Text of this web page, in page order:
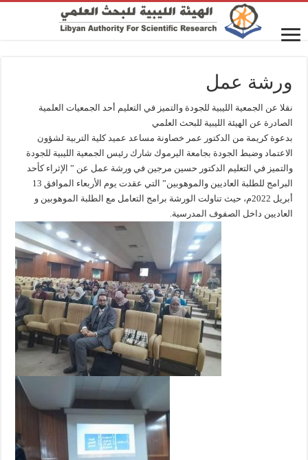
ورشة عمل
نقلا عن الجمعية الليبية للجودة والتميز في التعليم أحد الجمعيات العلمية
الصادرة عن الهيئة الليبية للبحث العلمي
بدعوة كريمة من الدكتور عمر خصاونة مساعد عميد كلية التربية لشؤون
الاعتماد وضبط الجودة بجامعة اليرموك شارك رئيس الجمعية الليبية للجودة
والتميز في التعليم الدكتور حسين مرجين في ورشة عمل عن ” الإثراء كأحد
البرامج للطلبة العاديين والموهوبين” التي عقدت يوم الأربعاء الموافق 13
أبريل 2022م، حيث تناولت الورشة برامج التعامل مع الطلبة الموهوبين و
العاديين داخل الصفوف المدرسية.